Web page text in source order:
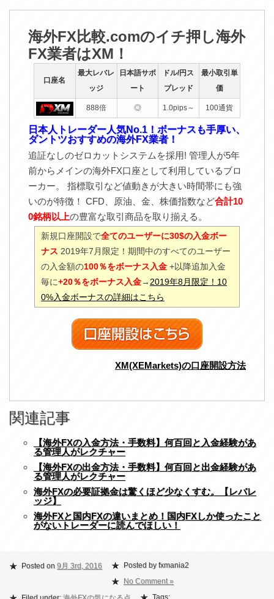
海外FX比較.comのイチ押し海外
FX業者はXM！
口座名
最大レバレ
ッジ
日本語サポ
ート
ドル/円ス
プレッド
最小取引単
価
888倍 ◎ 1.0pips～ 100通貨
日本人トレーダー人気No.1！ボーナスも手厚い、
ダントツおすすめの海外FX業者！
追証なしのゼロカットシステムを採用! 管理人が5年
前からメインの海外FX口座として利用しているブロ
ーカー。 指標取引など値動きが大きい時間帯にも強
いのが特徴！ CFD、原油、金、株価指数など合計10
0銘柄以上の豊富な取引商品を取り揃える。
新規口座開設で全てのユーザーに30$の入金ボー
ナス 2019年7月限定！期間中のすべてのユーザー
の入金額の100％をボーナス入金 +以降追加入金
毎に+20％をボーナス入金→ 2019年8月限定！10
0%入金ボーナスの詳細はこちら
XM(XEMarkets)の口座開設方法
関連記事
【海外FXの入金方法・手数料】何百回と入金経験があ
る管理人がレクチャー
【海外FXの出金方法・手数料】何百回と出金経験があ
る管理人がレクチャー
海外FXの必要証拠金は驚くほど少なくすむ。【レバレ
ッジ】
海外FXと国内FXの違いまとめ！国内FXしか使ったこと
がないトレーダーに読んでほしい！
Posted on 9月 3rd, 2016
Posted by fxmania2
No Comment »
Tags: